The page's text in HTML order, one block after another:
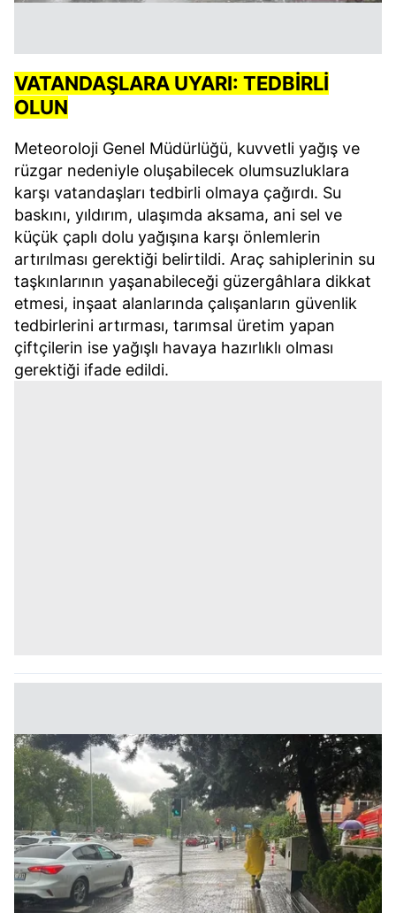
kılınması ve kişiselleştirilmesi ve sizlere yönelik
reklam/pazarlama faaliyetlerinin yapılması, amaçlarıyla
Çerezlere ilişkin tercihlerinizi aşağıda yer alan panel
vasıtasıyla belirleyebilirsiniz. Çerezlere ilişkin detaylı bilgi
için Ayarlar butonuna tıklayabilir,Çerez Bilgilendirme
Metnimiziziyaret edebilirsiniz.
6698 sayılı Kişisel Verilerin Korunması Kanunu uyarınca
hazırlanmış Aydınlatma Metnimizi okumak ve sitemizde
ilgili mevzuata uygun olarak kullanılan çerezlerle ilgili bilgi
almak için lütfentıklayınız.
VATANDAŞLARA UYARI: TEDBİRLİ
OLUN
Meteoroloji Genel Müdürlüğü, kuvvetli yağış ve
rüzgar nedeniyle oluşabilecek olumsuzluklara
karşı vatandaşları tedbirli olmaya çağırdı. Su
baskını, yıldırım, ulaşımda aksama, ani sel ve
küçük çaplı dolu yağışına karşı önlemlerin
artırılması gerektiği belirtildi. Araç sahiplerinin su
taşkınlarının yaşanabileceği güzergâhlara dikkat
etmesi, inşaat alanlarında çalışanların güvenlik
tedbirlerini artırması, tarımsal üretim yapan
çiftçilerin ise yağışlı havaya hazırlıklı olması
gerektiği ifade edildi.